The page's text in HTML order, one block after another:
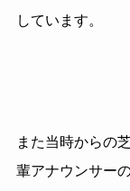
しています。
また当時からの
輩アナウンサー